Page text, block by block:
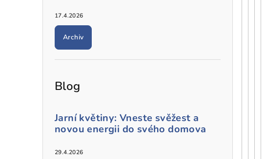
17.4.2026
Archiv
Blog
Jarní květiny: Vneste svěžest a
novou energii do svého domova
29.4.2026